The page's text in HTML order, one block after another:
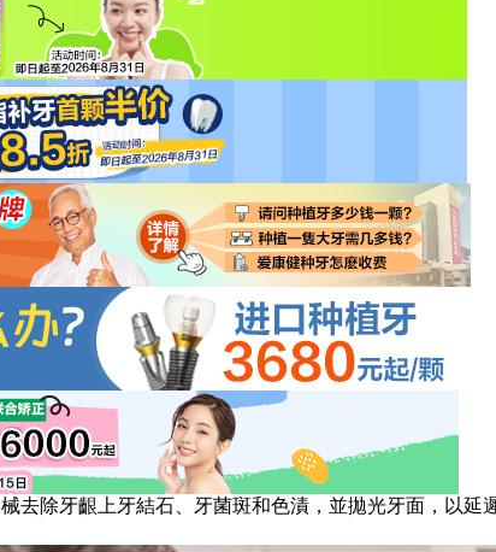
除牙齦上牙結石、牙菌斑和色漬，並拋光牙面，以延